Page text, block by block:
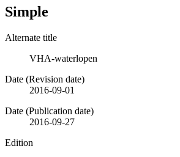
Simple
Alternate title
VHA-waterlopen
Date (Revision date)
2016-09-01
Date (Publication date)
2016-09-27
Edition